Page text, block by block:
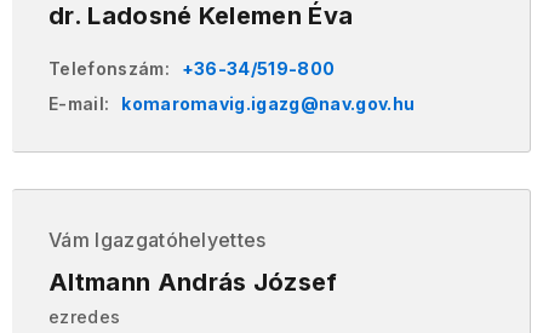
dr. Ladosné Kelemen Éva
Telefonszám:
+36-34/519-800
E-mail:
komaromavig.igazg@nav.gov.hu
Vám Igazgatóhelyettes
Altmann András József
ezredes